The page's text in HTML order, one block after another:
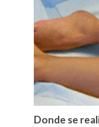
Donde se